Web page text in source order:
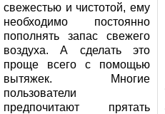
свежестью и чистотой, ему
необходимо постоянно
пополнять запас свежего
воздуха. А сделать это
проще всего с помощью
вытяжек. Многие
пользователи
предпочитают прятать